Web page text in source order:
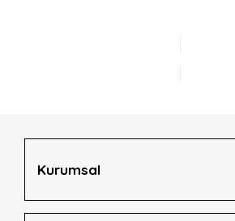
Ürün açıklamasında eksik bilgiler bulunuyor.
Kurumsal